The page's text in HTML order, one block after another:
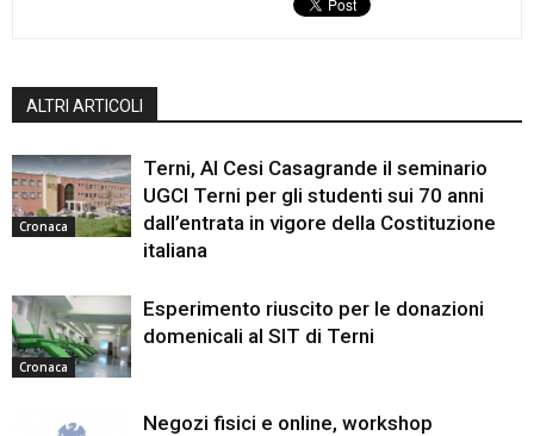
ALTRI ARTICOLI
Cronaca
Terni, Al Cesi Casagrande il seminario
UGCI Terni per gli studenti sui 70 anni
dall’entrata in vigore della Costituzione
italiana
Cronaca
Esperimento riuscito per le donazioni
domenicali al SIT di Terni
Negozi fisici e online, workshop